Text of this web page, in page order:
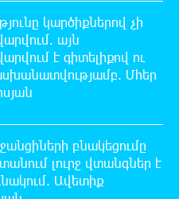
շրջանակում անձի
կյանքին առնչվող
անթույլատրելի է.
քննարկել են
ընդլայնելու
կարծիքներով չի
այն
է գիտելիքով ու
Մհեր
բնակեցումը
լուրջ վտանգներ է
Ավետիք